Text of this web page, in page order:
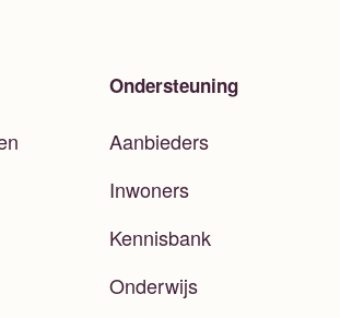
Ondersteuning
Aanbieders
Inwoners
Kennisbank
Onderwijs